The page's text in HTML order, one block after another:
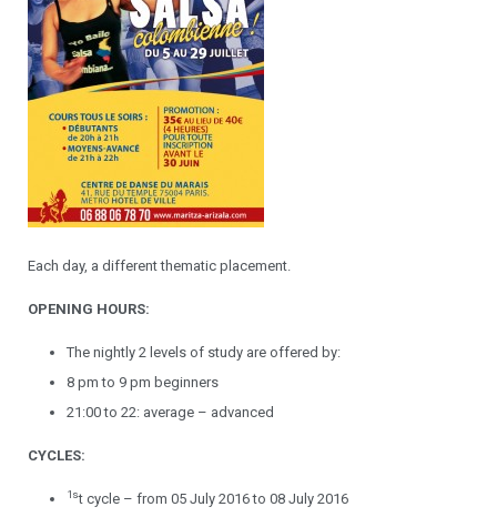
Ateliers chorégraphiques
Devenir professeur
Each day, a different thematic placement.
OPENING HOURS:
The nightly 2 levels of study are offered by:
8 pm to 9 pm beginners
21:00 to 22: average – advanced
CYCLES:
1st cycle – from 05 July 2016 to 08 July 2016